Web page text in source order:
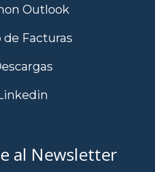
Outlook
de Facturas
al Newsletter